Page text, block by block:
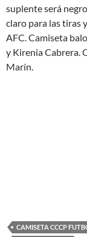
suplente será
claro para las tiras
AFC. Camiseta
y Kirenia Cabrera.
Marín.
CAMISETA CCCP